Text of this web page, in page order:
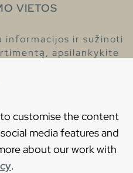
customise the content
media features and
about our work with
.
VIETOS
informacijos ir sužinoti
apsilankykite